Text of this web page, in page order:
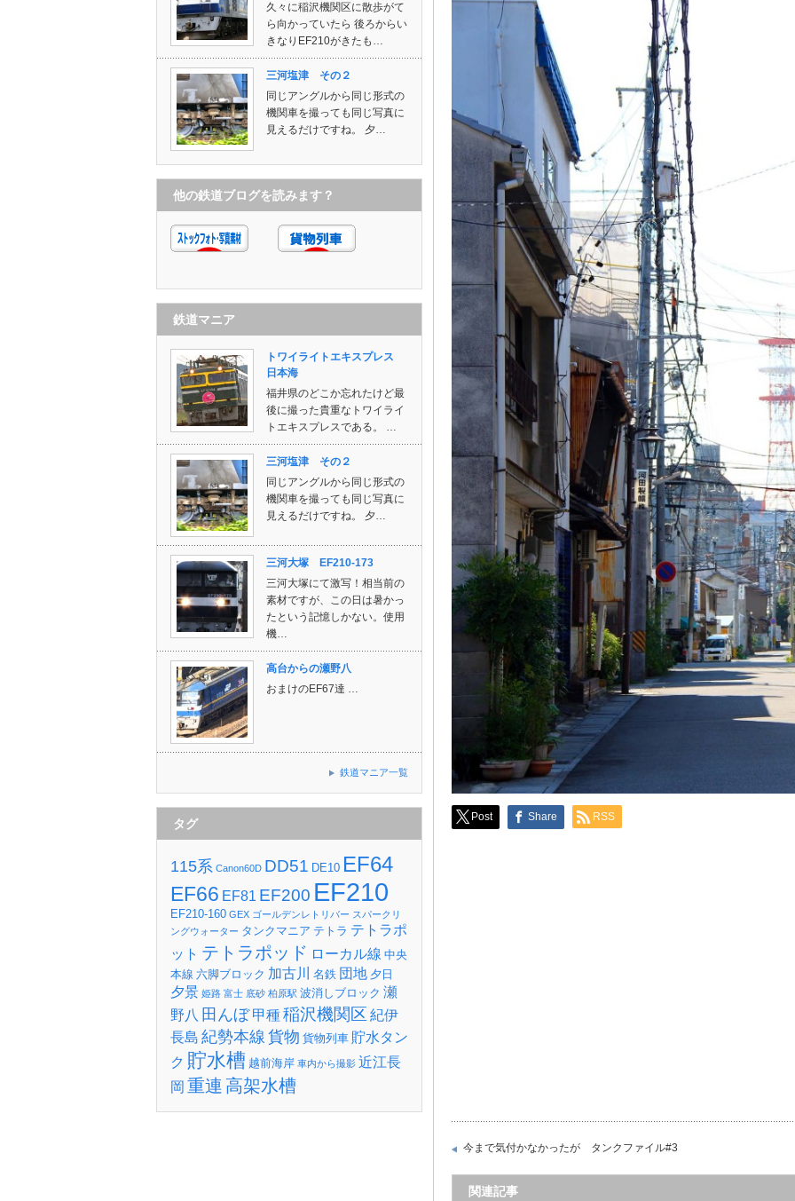
Post Share RSS
今まで気付かなかったが タンクファイル#3
関連記事
久々に稲沢機関区に散歩がて
ら向かっていたら 後ろからい
きなりEF210がきたも…
三河塩津 その２
同じアングルから同じ形式の
機関車を撮っても同じ写真に
見えるだけですね。 夕…
他の鉄道ブログを読みます？
鉄道マニア
トワイライトエキスプレス
日本海
福井県のどこか忘れたけど最
後に撮った貴重なトワイライ
トエキスプレスである。 …
三河塩津 その２
同じアングルから同じ形式の
機関車を撮っても同じ写真に
見えるだけですね。 夕…
三河大塚 EF210-173
三河大塚にて激写！相当前の
素材ですが、この日は暑かっ
たという記憶しかない。使用
機…
高台からの瀬野八
おまけのEF67達 …
鉄道マニア一覧
タグ
115系 Canon60D DD51 DE10 EF64
EF66 EF81 EF200 EF210
EF210-160 GEX ゴールデンレトリバー スパークリ
ングウォーター タンクマニア テトラ テトラポ
ット テトラポッド ローカル線 中央
本線 六脚ブロック 加古川 名鉄 団地 夕日
夕景 姫路 富士 底砂 柏原駅 波消しブロック 瀬
野八 田んぼ 甲種稲沢機関区 紀伊
長島 紀勢本線 貨物 貨物列車 貯水タン
ク 貯水槽 越前海岸 車内から撮影 近江長
岡 重連 高架水槽